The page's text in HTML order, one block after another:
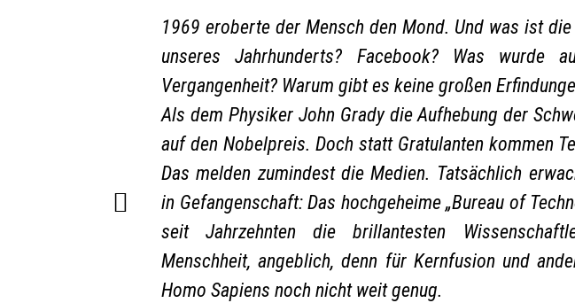
1969 eroberte der Mensch den Mond. Und was ist
unseres Jahrhunderts? Facebook? Was wurde
Vergangenheit? Warum gibt es keine großen
Als dem Physiker John Grady die Aufhebung der
auf den Nobelpreis. Doch statt Gratulanten kommen
Das melden zumindest die Medien. Tatsächlich
in Gefangenschaft: Das hochgeheime „Bureau of
seit Jahrzehnten die brillantesten
Menschheit, angeblich, denn für Kernfusion und
Homo Sapiens noch nicht weit genug.